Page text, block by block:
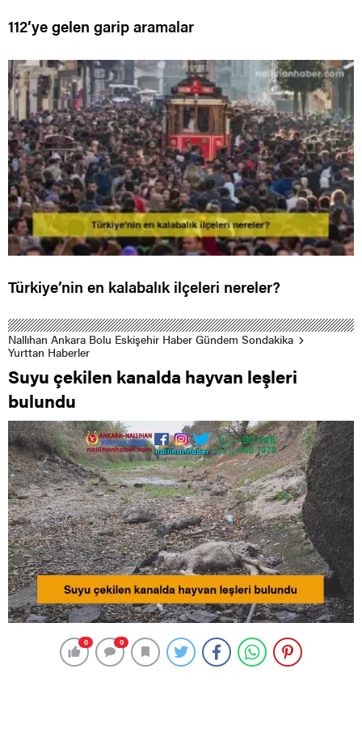
112’ye gelen garip aramalar
Türkiye’nin en kalabalık ilçeleri nereler?
Nallıhan Ankara Bolu Eskişehir Haber Gündem Sondakika
Yurttan Haberler
Suyu çekilen kanalda hayvan leşleri
bulundu
0 0